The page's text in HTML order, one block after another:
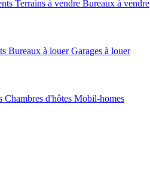
Terrains à vendre Bureaux à vendre
Bureaux à louer Garages à louer
Chambres d'hôtes Mobil-homes